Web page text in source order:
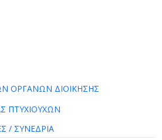
ΟΡΓΑΝΩΝ ΔΙΟΙΚΗΣΗΣ
ΠΤΥΧΙΟΥΧΩΝ
/ ΣΥΝΕΔΡΙΑ